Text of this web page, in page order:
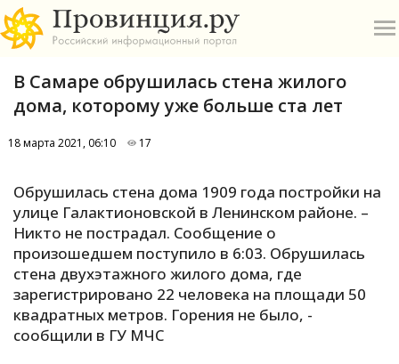
А
Б
В
О
П
В Самаре обрушилась стена жилого
дома, которому уже больше ста лет
18 марта 2021, 06:10 17
Обрушилась стена дома 1909 года постройки на
улице Галактионовской в Ленинском районе. –
Никто не пострадал. Сообщение о
произошедшем поступило в 6:03. Обрушилась
стена двухэтажного жилого дома, где
зарегистрировано 22 человека на площади 50
квадратных метров. Горения не было, -
сообщили в ГУ МЧС